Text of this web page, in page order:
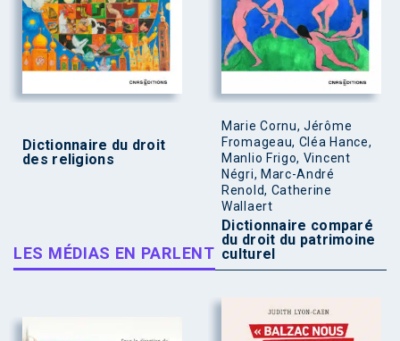
Dictionnaire du droit
des religions
Marie Cornu, Jérôme
Fromageau, Cléa Hance,
Manlio Frigo, Vincent
Négri, Marc-André
Renold, Catherine
Wallaert
Dictionnaire comparé
du droit du patrimoine
culturel
LES MÉDIAS EN PARLENT